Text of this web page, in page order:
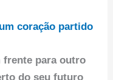
coração partido
frente para outro
do seu futuro